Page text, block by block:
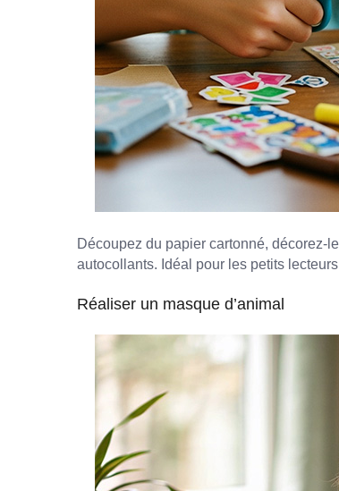
Découpez du papier cartonné, décorez-
autocollants. Idéal pour les petits
Réaliser un masque d’animal